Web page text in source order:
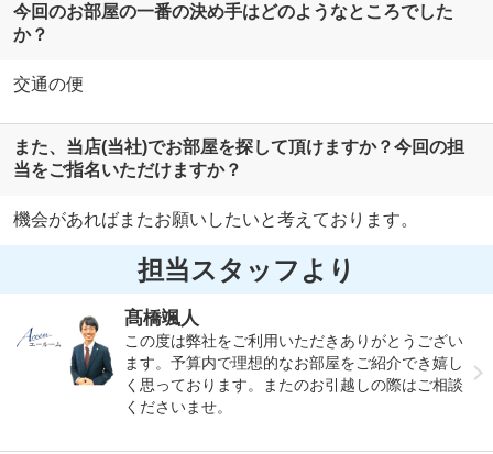
今回のお部屋の一番の決め手はどのようなところでした
か？
交通の便
また、当店(当社)でお部屋を探して頂けますか？今回の担
当をご指名いただけますか？
機会があればまたお願いしたいと考えております。
担当スタッフより
髙橋颯人
この度は弊社をご利用いただきありがとうござい
ます。予算内で理想的なお部屋をご紹介でき嬉し
く思っております。またのお引越しの際はご相談
くださいませ。